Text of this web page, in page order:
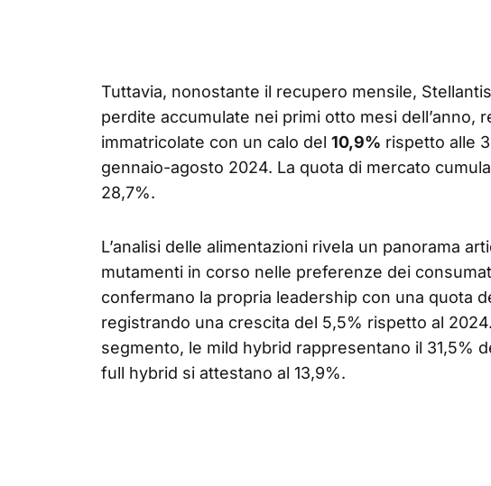
Tuttavia, nonostante il recupero mensile,
perdite accumulate nei primi otto mesi dell’anno,
immatricolate con un calo del 10,9% rispetto alle
gennaio-agosto 2024. La quota di mercato
28,7%.
L’analisi delle alimentazioni rivela un panorama
mutamenti in corso nelle preferenze dei
confermano la propria leadership con una quota
registrando una crescita del 5,5% rispetto al
segmento, le mild hybrid rappresentano il 31,5%
full hybrid si attestano al 13,9%.